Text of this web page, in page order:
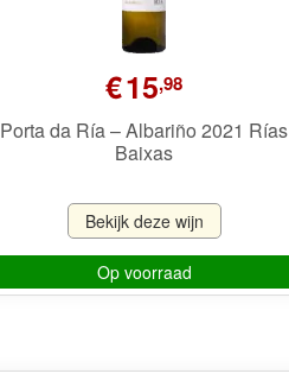
€15,98
Porta da Ría – Albariño 2021 Rías
Baixas
Bekijk deze wijn
Op voorraad